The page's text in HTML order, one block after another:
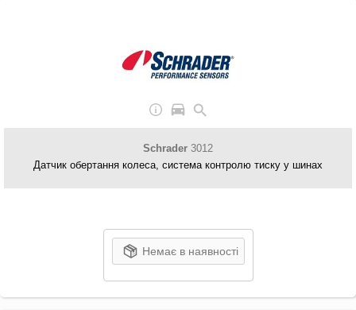
Schrader 3012
Датчик обертання колеса, система контролю тиску у шинах
Немає в наявності